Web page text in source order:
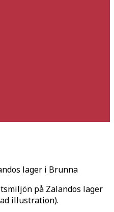
lager i Brunna
på Zalandos lager
illustration).